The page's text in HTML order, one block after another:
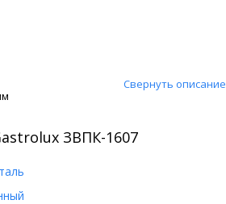
Свернуть описание
ЗВПК-1607